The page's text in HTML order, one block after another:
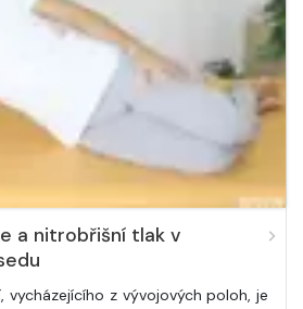
a nitrobřišní tlak v
z vývojových poloh, je